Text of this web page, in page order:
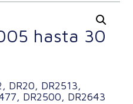
hasta 30
DR20, DR2513,
DR2500, DR2643